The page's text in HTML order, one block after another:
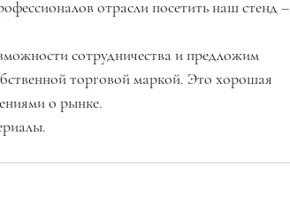
отрасли посетить наш стенд –
сотрудничества и предложим
торговой маркой. Это хорошая
о рынке.